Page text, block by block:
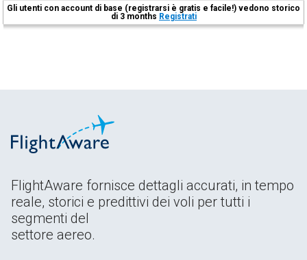
Gli utenti con account di base (registrarsi è gratis e facile!) vedono storico
di 3 months Registrati
FlightAware fornisce dettagli accurati, in tempo
reale, storici e predittivi dei voli per tutti i
segmenti del
settore aereo.